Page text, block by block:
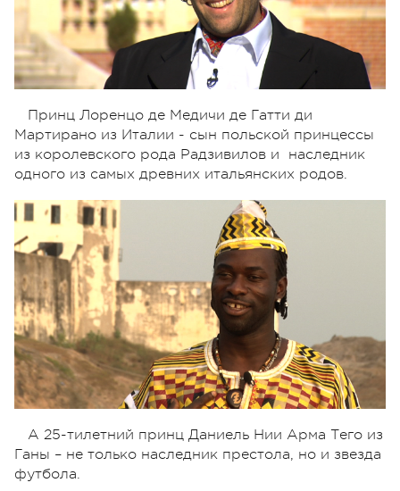
Принц Лоренцо де Медичи де Гатти ди
Мартирано из Италии - сын польской принцессы
из королевского рода Радзивилов и наследник
одного из самых древних итальянских родов.
А 25-тилетний принц Даниель Нии Арма Тего из
Ганы – не только наследник престола, но и звезда
футбола.